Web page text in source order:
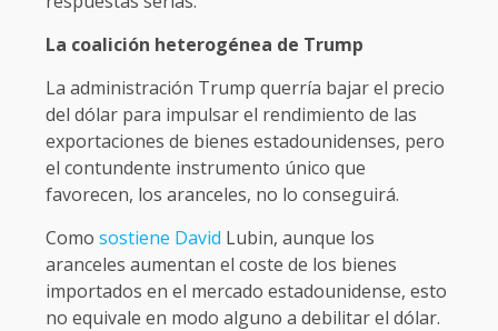
La coalición heterogénea de Trump
La administración Trump querría bajar el precio
del dólar para impulsar el rendimiento de las
exportaciones de bienes estadounidenses, pero
el contundente instrumento único que
favorecen, los aranceles, no lo conseguirá.
Como sostiene David Lubin, aunque los
aranceles aumentan el coste de los bienes
importados en el mercado estadounidense, esto
no equivale en modo alguno a debilitar el dólar.